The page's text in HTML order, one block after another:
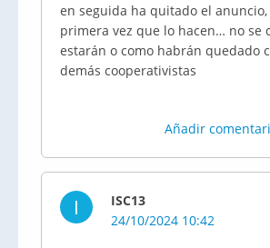
en seguida ha quitado el anuncio,
primera vez que lo hacen… no se
estarán o como habrán quedado
demás cooperativistas
Añadir
I
ISC13
24/10/2024 10:42